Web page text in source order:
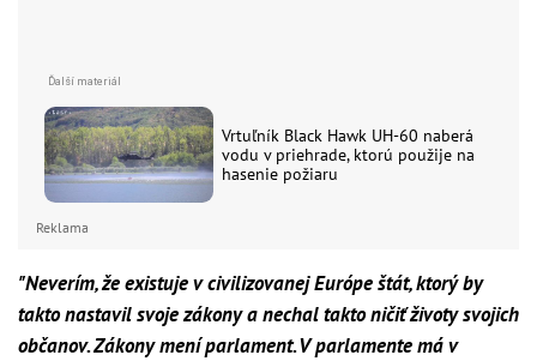
Vrtuľník Black Hawk UH-60 naberá
vodu v priehrade, ktorú použije na
hasenie požiaru
Reklama
"Neverím, že existuje v civilizovanej Európe štát, ktorý by
takto nastavil svoje zákony a nechal takto ničiť životy svojich
občanov. Zákony mení parlament. V parlamente má v